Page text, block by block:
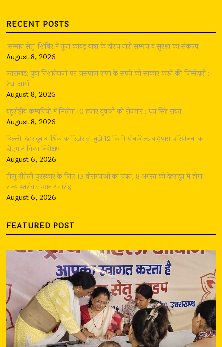
RECENT POSTS
‘सम्मान सेतु’ शिविर में गूंजा कांवड़ यात्रा के दौरान नारी सम्मान व सुरक्षा का संकल्प
August 8, 2026
उत्तराखंड: युवा निशानेबाजों पर जसपाल राणा के सपने को साकार करने की जिम्मेदारी :
रेखा आर्या
August 8, 2026
बहुर्राष्ट्रीय कम्पनियों में मिलेगा 10 हजार युवाओं को रोजगार : धन सिंह रावत
August 8, 2026
दिल्ली-देहरादून आर्थिक कॉरिडोर से जुड़ी 12 किमी ग्रीनफील्ड बाईपास परियोजना का
डीएम ने किया निरीक्षण
August 6, 2026
तीलू रौतेली पुरस्कार के लिए 13 वीरांगनाओं का चयन, 8 अगस्त को देहरादून में होगा
राज्य स्तरीय सम्मान समारोह
August 6, 2026
FEATURED POST